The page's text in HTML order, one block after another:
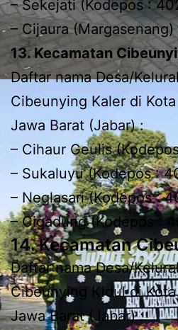
– Sekejati (Kodepos :
– Cijaura
13. Kecamatan
Daftar nama Desa/
Cibeunying Kaler di
Jawa Barat (Jabar) :
– Cihaur Geulis
– Sukaluyu (Kodepos :
– Neglasari (Kodepos :
– Cigadung (Kodepos :
14. Kecamatan
Daftar nama Desa/
Cibeunying Kidul di
Jawa Barat (Jabar) :